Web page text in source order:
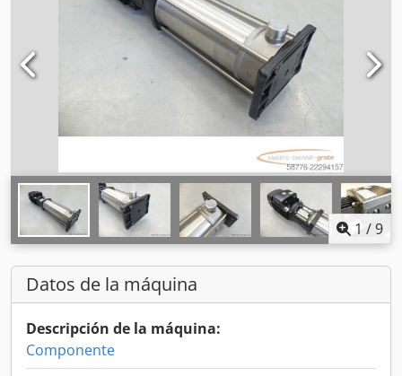
1 /9
Datos de la máquina
Descripción de la máquina:
Componente